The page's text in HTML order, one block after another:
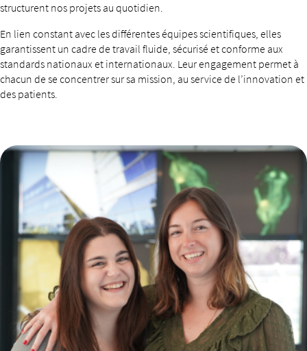
structurent nos projets au quotidien.
En lien constant avec les différentes équipes scientifiques, elles
garantissent un cadre de travail fluide, sécurisé et conforme aux
standards nationaux et internationaux. Leur engagement permet à
chacun de se concentrer sur sa mission, au service de l’innovation et
des patients.